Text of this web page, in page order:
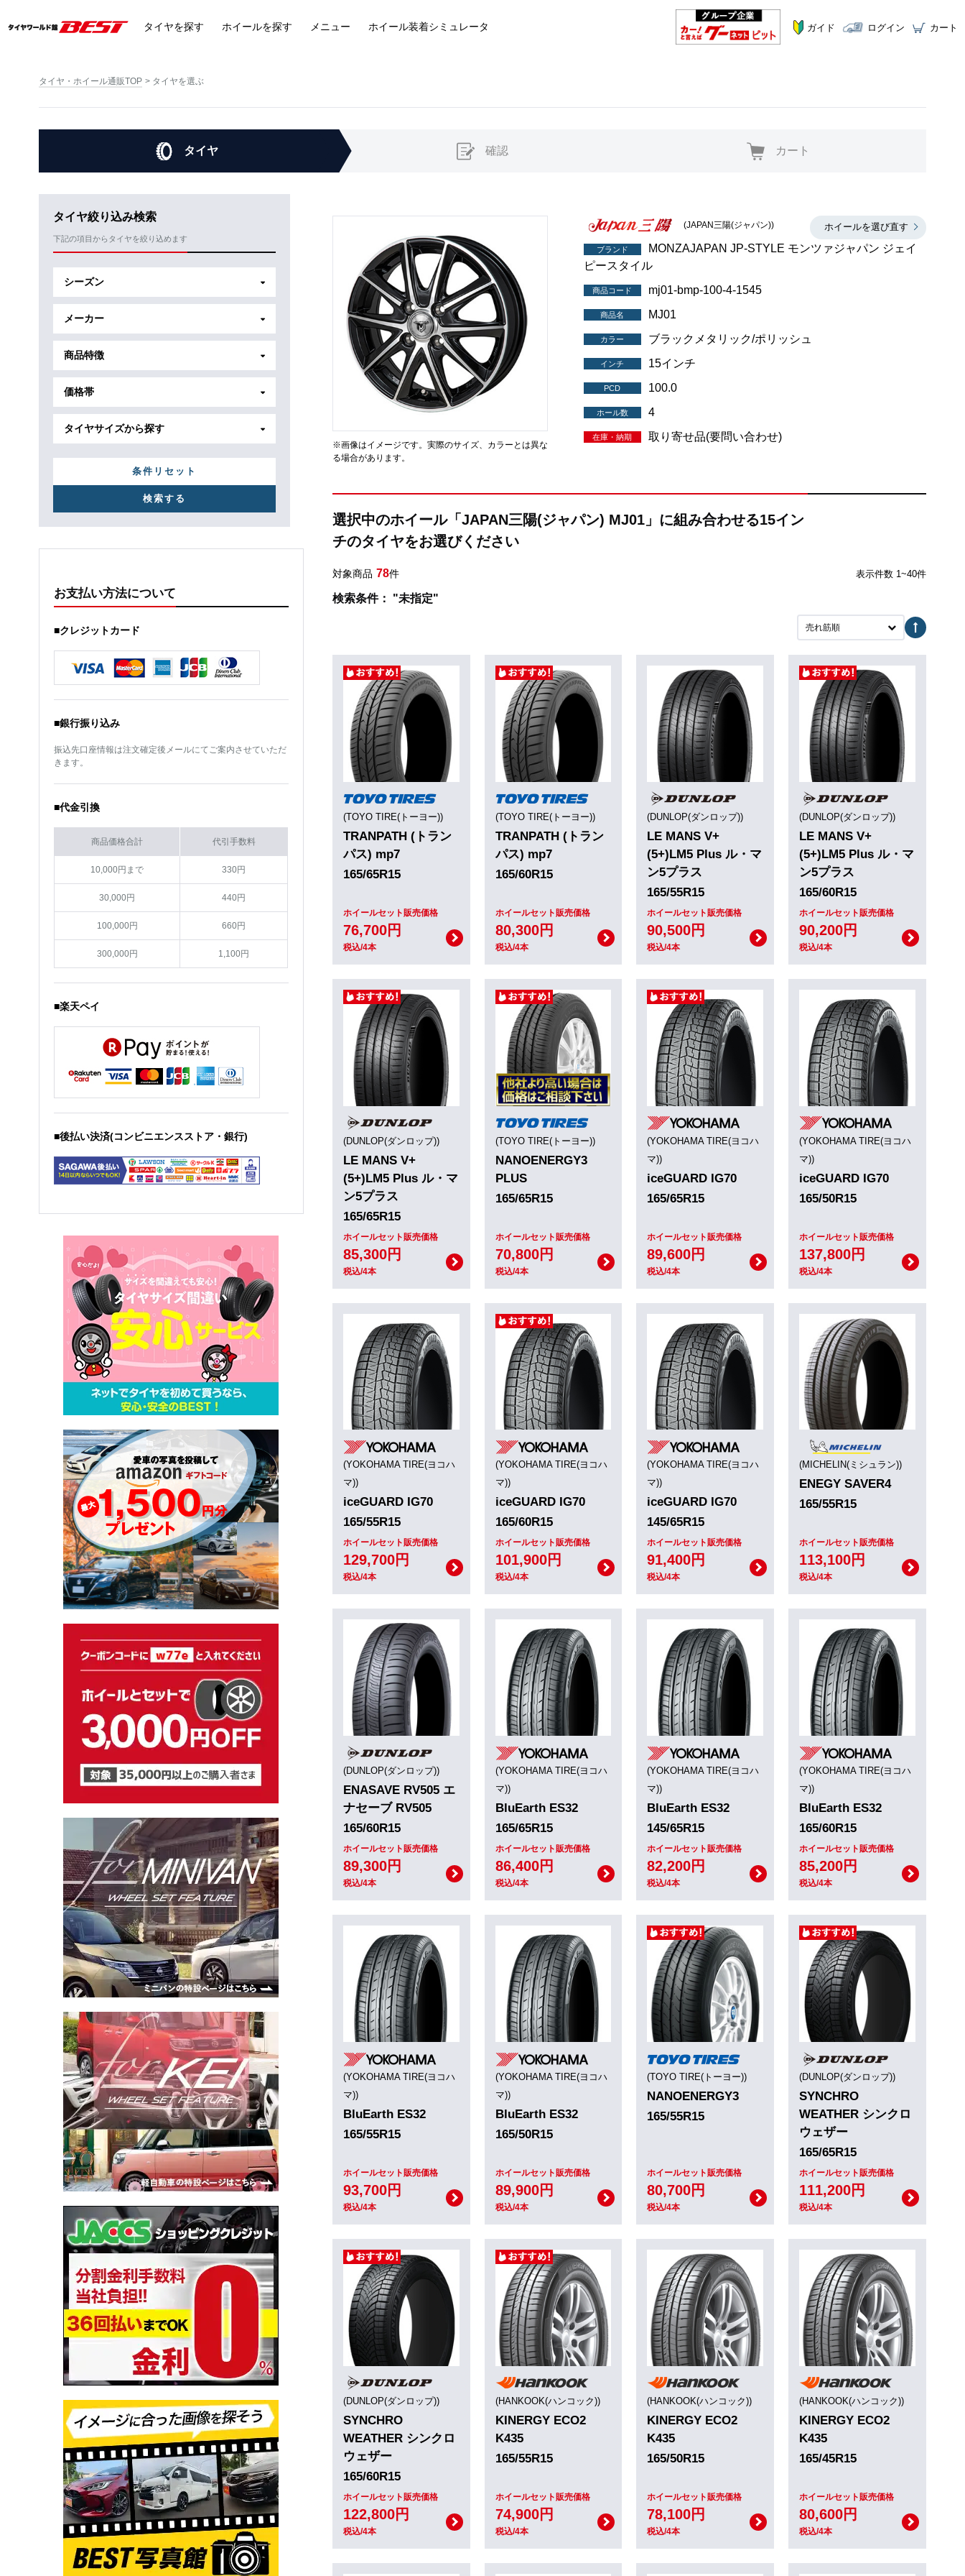
タイヤを探す ホイールを探す メニュー ホイール装着シミュレータ ガイド ログイン カート
タイヤ・ホイール通販TOP タイヤを選ぶ
タイヤ 確認 カート
タイヤ絞り込み検索
下記の項目からタイヤを絞り込めます
シーズン
メーカー
商品特徴
価格帯
タイヤサイズから探す
条件リセット
お支払い方法について
■クレジットカード
■銀行振り込み
振込先口座情報は注文確定後メールにてご案内させていただ
きます。
■代金引換
商品価格合計 代引手数料
10,000円まで 330円
30,000円 440円
100,000円 660円
300,000円 1,100円
■楽天ペイ
■後払い決済(コンビニエンスストア・銀行)
※画像はイメージです。実際のサイズ、カラーとは異な
る場合があります。
ホイールを選び直す
(JAPAN三陽(ジャパン))
ブランド
MONZAJAPAN JP-STYLE モンツァジャパン ジェイ
ピースタイル
商品コード mj01-bmp-100-4-1545
商品名 MJ01
カラー ブラックメタリック/ポリッシュ
インチ 15インチ
PCD 100.0
ホール数 4
在庫・納期 取り寄せ品(要問い合わせ)
選択中のホイール「JAPAN三陽(ジャパン) MJ01」に組み合わせる15イン
チのタイヤをお選びください
対象商品 78件 表示件数 1~40件
検索条件： "未指定"
売れ筋順
(TOYO TIRE(トーヨー))
TRANPATH (トラン
パス) mp7
165/65R15
ホイールセット販売価格
76,700円
税込/4本
(TOYO TIRE(トーヨー))
TRANPATH (トラン
パス) mp7
165/60R15
ホイールセット販売価格
80,300円
税込/4本
(DUNLOP(ダンロップ))
LE MANS V+
(5+)LM5 Plus ル・マ
ン5プラス
165/55R15
ホイールセット販売価格
90,500円
税込/4本
(DUNLOP(ダンロップ))
LE MANS V+
(5+)LM5 Plus ル・マ
ン5プラス
165/60R15
ホイールセット販売価格
90,200円
税込/4本
(DUNLOP(ダンロップ))
LE MANS V+
(5+)LM5 Plus ル・マ
ン5プラス
165/65R15
ホイールセット販売価格
85,300円
税込/4本
(TOYO TIRE(トーヨー))
NANOENERGY3
PLUS
165/65R15
ホイールセット販売価格
70,800円
税込/4本
(YOKOHAMA TIRE(ヨコハ
マ))
iceGUARD IG70
165/65R15
ホイールセット販売価格
89,600円
税込/4本
(YOKOHAMA TIRE(ヨコハ
マ))
iceGUARD IG70
165/50R15
ホイールセット販売価格
137,800円
税込/4本
(YOKOHAMA TIRE(ヨコハ
マ))
iceGUARD IG70
165/55R15
ホイールセット販売価格
129,700円
税込/4本
(YOKOHAMA TIRE(ヨコハ
マ))
iceGUARD IG70
165/60R15
ホイールセット販売価格
101,900円
税込/4本
(YOKOHAMA TIRE(ヨコハ
マ))
iceGUARD IG70
145/65R15
ホイールセット販売価格
91,400円
税込/4本
(MICHELIN(ミシュラン))
ENEGY SAVER4
165/55R15
ホイールセット販売価格
113,100円
税込/4本
(DUNLOP(ダンロップ))
ENASAVE RV505 エ
ナセーブ RV505
165/60R15
ホイールセット販売価格
89,300円
税込/4本
(YOKOHAMA TIRE(ヨコハ
マ))
BluEarth ES32
165/65R15
ホイールセット販売価格
86,400円
税込/4本
(YOKOHAMA TIRE(ヨコハ
マ))
BluEarth ES32
145/65R15
ホイールセット販売価格
82,200円
税込/4本
(YOKOHAMA TIRE(ヨコハ
マ))
BluEarth ES32
165/60R15
ホイールセット販売価格
85,200円
税込/4本
(YOKOHAMA TIRE(ヨコハ
マ))
BluEarth ES32
165/55R15
ホイールセット販売価格
93,700円
税込/4本
(YOKOHAMA TIRE(ヨコハ
マ))
BluEarth ES32
165/50R15
ホイールセット販売価格
89,900円
税込/4本
(TOYO TIRE(トーヨー))
NANOENERGY3
165/55R15
ホイールセット販売価格
80,700円
税込/4本
(DUNLOP(ダンロップ))
SYNCHRO
WEATHER シンクロ
ウェザー
165/65R15
ホイールセット販売価格
111,200円
税込/4本
(DUNLOP(ダンロップ))
SYNCHRO
WEATHER シンクロ
ウェザー
165/60R15
ホイールセット販売価格
122,800円
税込/4本
(HANKOOK(ハンコック))
KINERGY ECO2
K435
165/55R15
ホイールセット販売価格
74,900円
税込/4本
(HANKOOK(ハンコック))
KINERGY ECO2
K435
165/50R15
ホイールセット販売価格
78,100円
税込/4本
(HANKOOK(ハンコック))
KINERGY ECO2
K435
165/45R15
ホイールセット販売価格
80,600円
税込/4本